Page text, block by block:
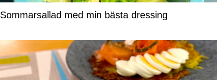
Sommarsallad med min bästa dressing